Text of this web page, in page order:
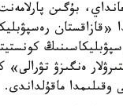
بۇگىن پارلامەنت
«قازاقستان
ەنگىزۋ تۋرالى»
ماقۇلداندى.